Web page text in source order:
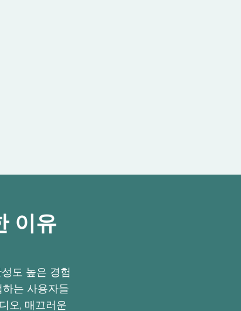
이유
도 높은 경험
는 사용자들
오, 매끄러운